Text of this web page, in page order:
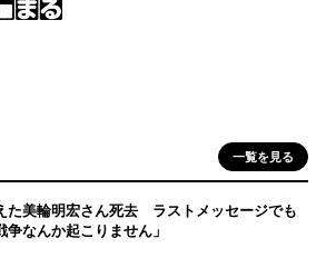
一覧を見る
た美輪明宏さん死去 ラストメッセージでも
なんか起こりません」